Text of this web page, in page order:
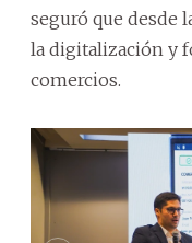
seguró que desde
la digitalización y
comercios.